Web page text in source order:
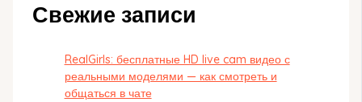
Свежие записи
RealGirls: бесплатные HD live cam видео с
реальными моделями — как смотреть и
общаться в чате